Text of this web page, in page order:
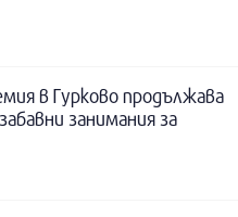
в Гурково продължава
занимания за